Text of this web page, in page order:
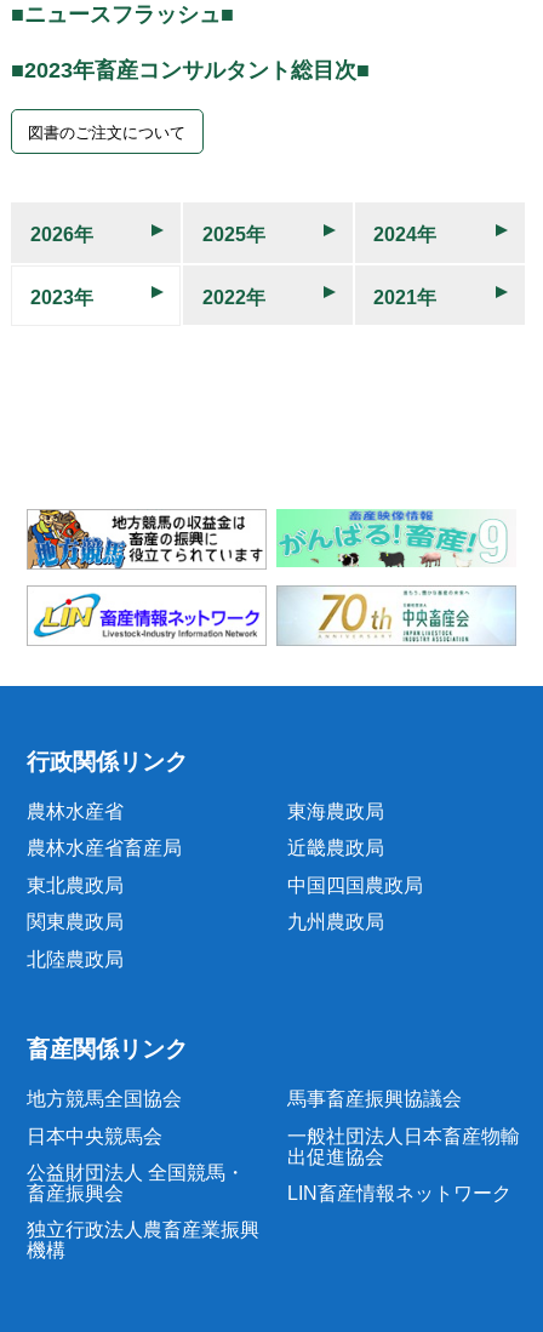
■ニュースフラッシュ■
■2023年畜産コンサルタント総目次■
図書のご注文について
2026年 2025年 2024年
2023年 2022年 2021年
行政関係リンク
農林水産省
農林水産省畜産局
東北農政局
関東農政局
北陸農政局
東海農政局
近畿農政局
中国四国農政局
九州農政局
畜産関係リンク
地方競馬全国協会
日本中央競馬会
公益財団法人 全国競馬・
畜産振興会
独立行政法人農畜産業振興
機構
馬事畜産振興協議会
一般社団法人日本畜産物輸
出促進協会
LIN畜産情報ネットワーク